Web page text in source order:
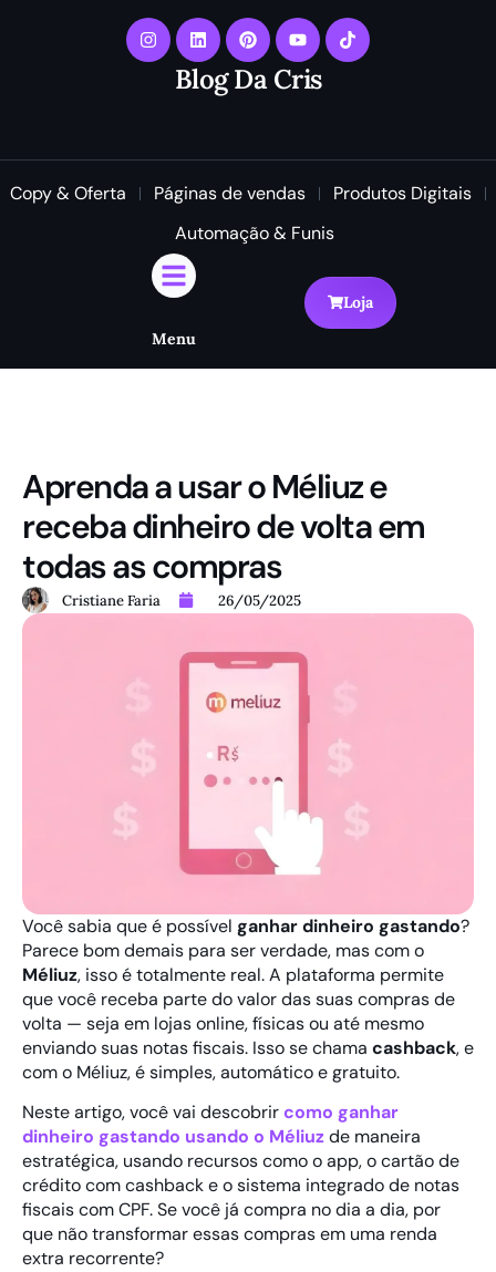
Blog Da Cris
Copy & Oferta Páginas de vendas
Produtos Digitais
Automação & Funis
Menu
Loja
Aprenda a usar o Méliuz e
receba dinheiro de volta em
todas as compras
Cristiane Faria 26/05/2025
Você sabia que é possível ganhar dinheiro gastando?
Parece bom demais para ser verdade, mas com o
Méliuz, isso é totalmente real. A plataforma permite
que você receba parte do valor das suas compras de
volta — seja em lojas online, físicas ou até mesmo
enviando suas notas fiscais. Isso se chama cashback, e
com o Méliuz, é simples, automático e gratuito.
Neste artigo, você vai descobrircomo ganhar
dinheiro gastando usando o Méliuzde maneira
estratégica, usando recursos como o app, o cartão de
crédito com cashback e o sistema integrado de notas
fiscais com CPF. Se você já compra no dia a dia, por
que não transformar essas compras em uma renda
extra recorrente?